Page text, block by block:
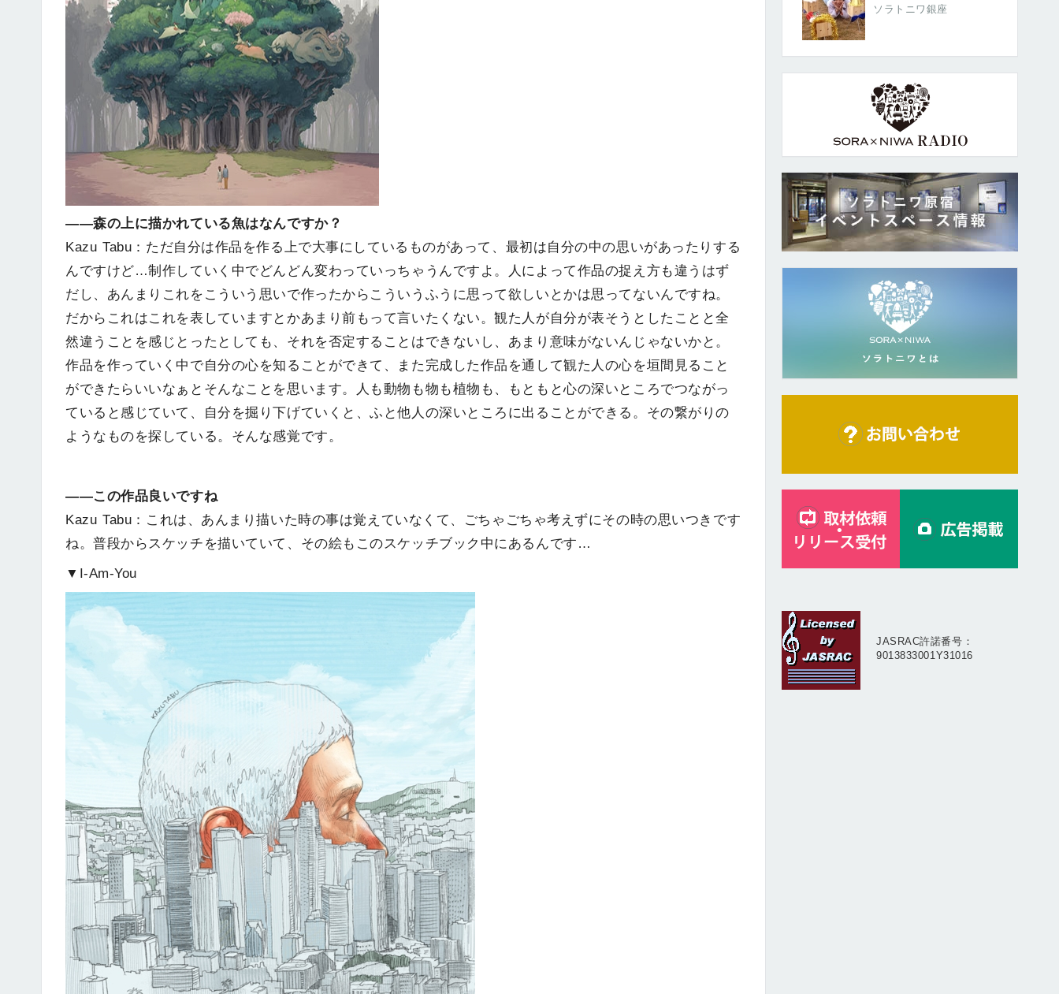
――森の上に描かれている魚はなんですか？
Kazu Tabu：ただ自分は作品を作る上で大事にしているものがあって、最初は自分の中の思いがあったりする
んですけど…制作していく中でどんどん変わっていっちゃうんですよ。人によって作品の捉え方も違うはず
だし、あんまりこれをこういう思いで作ったからこういうふうに思って欲しいとかは思ってないんですね。
だからこれはこれを表していますとかあまり前もって言いたくない。観た人が自分が表そうとしたことと全
然違うことを感じとったとしても、それを否定することはできないし、あまり意味がないんじゃないかと。
作品を作っていく中で自分の心を知ることができて、また完成した作品を通して観た人の心を垣間見ること
ができたらいいなぁとそんなことを思います。人も動物も物も植物も、もともと心の深いところでつながっ
ていると感じていて、自分を掘り下げていくと、ふと他人の深いところに出ることができる。その繋がりの
ようなものを探している。そんな感覚です。
――この作品良いですね
Kazu Tabu：これは、あんまり描いた時の事は覚えていなくて、ごちゃごちゃ考えずにその時の思いつきです
ね。普段からスケッチを描いていて、その絵もこのスケッチブック中にあるんです…
▼I-Am-You
ソラトニワ銀座
JASRAC許諾番号：
9013833001Y31016